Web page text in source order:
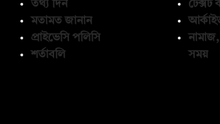
তথ্য দিন
মতামত জানান
প্রাইভেসি পলিসি
শর্তাবলি
টেক্সট
সময়